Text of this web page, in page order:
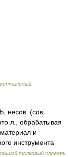
(сов.
л., обрабатывая
и
инструмента
толковый словарь